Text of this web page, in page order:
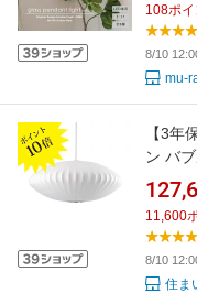
ド 短
108ポイ
8/10
mu-
【3
ン バ
ディア
ハー
レクシ
11,600
8/10
住ま